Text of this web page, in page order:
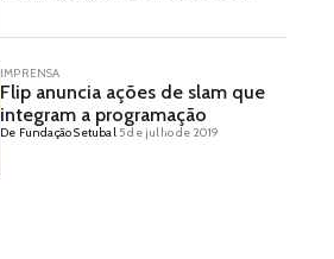
IMPRENSA
Flip anuncia ações de slam que
integram a programação
De Fundação Setubal5 de julho de 2019